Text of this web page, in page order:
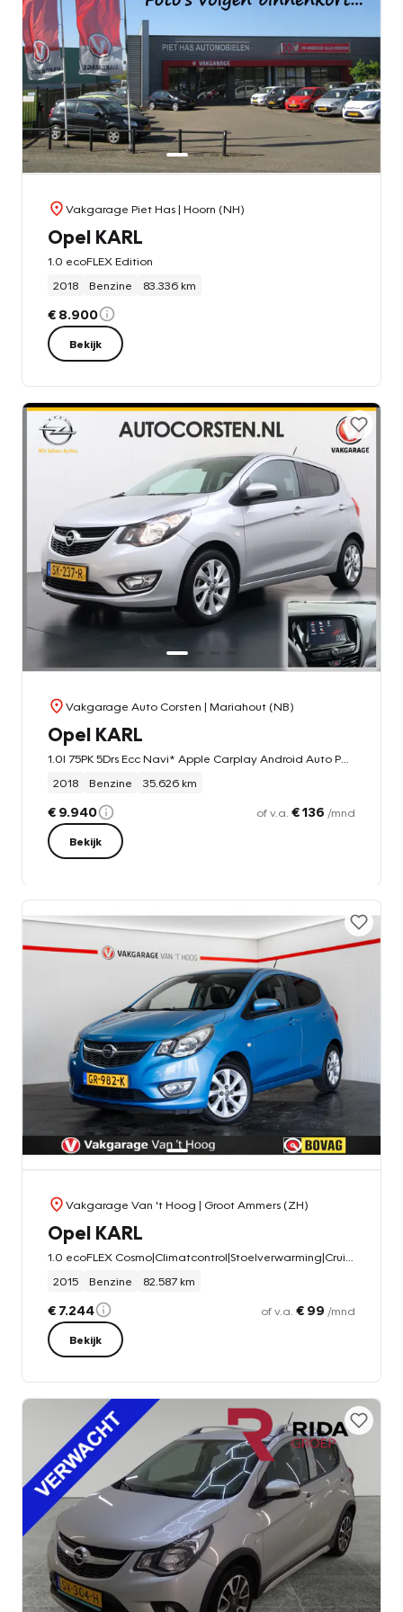
Vakgarage Piet Has| Hoorn (NH)
Opel KARL
1.0 ecoFLEX Edition
2018
Benzine 83.336 km
€ 8.900
Bekijk
Vakgarage Auto Corsten | Mariahout (NB)
Opel KARL
2018
Benzine 35.626 km
€ 9.940 of v.a. € 136 /mnd
Bekijk
Vakgarage Van 't Hoog | Groot Ammers (ZH)
Opel KARL
2015
Benzine 82.587 km
€ 7.244 of v.a. € 99 /mnd
Bekijk